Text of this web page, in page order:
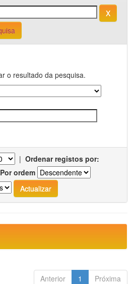
o resultado da pesquisa.
| Ordenar registos por:
Por ordem
Anterior 1 Próxima